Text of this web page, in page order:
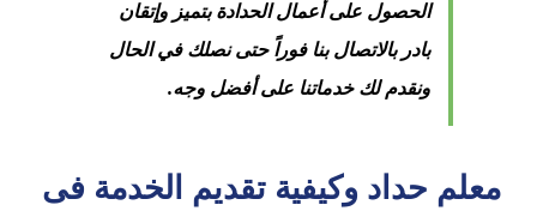
الحصول على أعمال الحدادة بتميز وإتقان
بادر بالاتصال بنا فوراً حتى نصلك في الحال
ونقدم لك خدماتنا على أفضل وجه.
معلم حداد وكيفية تقديم الخدمة فى